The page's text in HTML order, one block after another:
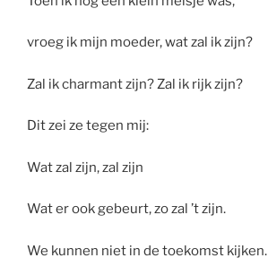
vroeg ik mijn moeder, wat zal ik zijn?
Zal ik charmant zijn? Zal ik rijk zijn?
Dit zei ze tegen mij:
Wat zal zijn, zal zijn
Wat er ook gebeurt, zo zal ’t zijn.
We kunnen niet in de toekomst kijken.